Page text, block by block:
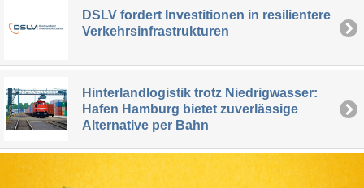
DSLV fordert Investitionen in resilientere
Verkehrsinfrastrukturen
Hinterlandlogistik trotz Niedrigwasser:
Hafen Hamburg bietet zuverlässige
Alternative per Bahn